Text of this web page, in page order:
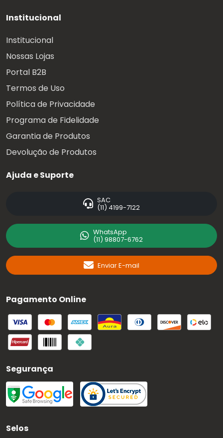
Institucional
Institucional
Nossas Lojas
Portal B2B
Termos de Uso
Política de Privacidade
Programa de Fidelidade
Garantia de Produtos
Devolução de Produtos
Ajuda e Suporte
SAC
(11) 4199-7122
WhatsApp
(11) 98807-6762
Enviar E-mail
Pagamento Online
Segurança
Selos